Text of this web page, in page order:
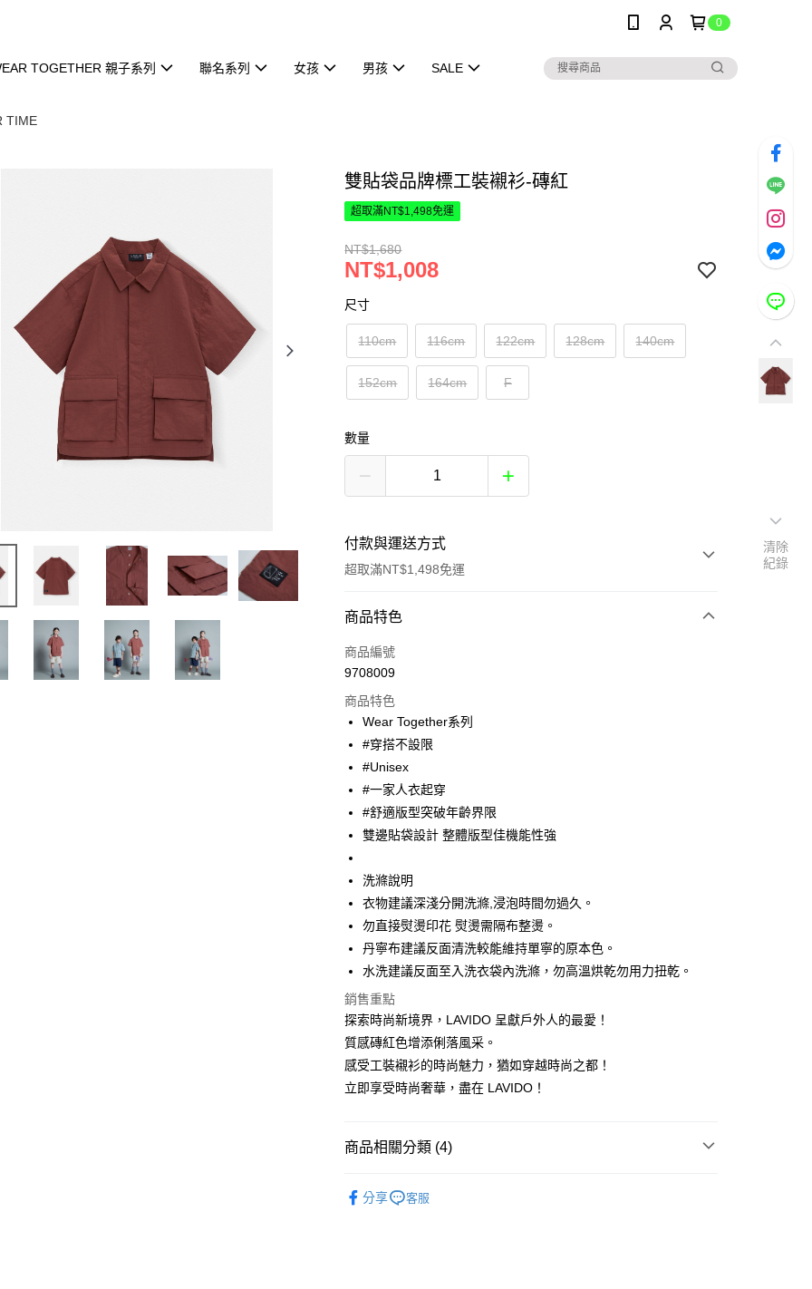
0
TOGETHER 親子系列 聯名系列 女孩 男孩 SALE
TIME
雙貼袋品牌標工裝襯衫-磚紅
超取滿NT$1,498免運
NT$1,680
NT$1,008
尺寸
110cm 116cm 122cm 128cm 140cm
152cm 164cm F
數量
付款與運送方式
超取滿NT$1,498免運
付款方式
信用卡一次付款
Apple Pay
街口支付
悠遊付
大哥付你分期
相關說明
【大哥付你分期使用說明】
1.本服務由台灣大哥大提供，台灣大哥大用戶可立即使用無須另外申請。
2.付款方式選擇「大哥付你分期」，訂單成立後會自動跳轉到大哥付的交易
流程，驗證手機門號後，選擇欲分期的期數、繳款截止日，確認付款後即
完成交易。
4.訂單成立30分鐘內，如未前往確認交易或遇審核未通過，訂單將自動取
消。如遇「轉專審核」未通過狀況，表示未達大哥付你分期系統評分，恕
【繳款方式說明】
1.分期款項不併入電信帳單，「大哥付你分期」於每月結算日後寄送繳費提
醒簡訊。
2.透過簡訊連結打開帳單後，可選擇「超商條碼／台灣大直營門市／銀行轉
帳／街口支付／iPASS MONEY」等通路繳費。
款買賣價金債權讓與本公司後，依約使用本公司帳單繳交帳款。
用，由本公司與您本人進行分期帳單所需資料之確認、核對及更正。
運送方式
全家取貨付款
付款後全家取貨
每筆NT$60，滿NT$1,498(含以上)免運費
宅配
商品特色
商品編號
9708009
商品特色
Wear Together系列
#穿搭不設限
#Unisex
#一家人衣起穿
#舒適版型突破年齡界限
雙邊貼袋設計 整體版型佳機能性強
洗滌說明
衣物建議深淺分開洗滌,浸泡時間勿過久。
勿直接熨燙印花 熨燙需隔布整燙。
丹寧布建議反面清洗較能維持單寧的原本色。
水洗建議反面至入洗衣袋內洗滌，勿高溫烘乾勿用力扭乾。
銷售重點
探索時尚新境界，LAVIDO 呈獻戶外人的最愛！
質感磚紅色增添俐落風采。
感受工裝襯衫的時尚魅力，猶如穿越時尚之都！
立即享受時尚奢華，盡在 LAVIDO！
商品相關分類 (4)
分享 客服
清除
紀錄